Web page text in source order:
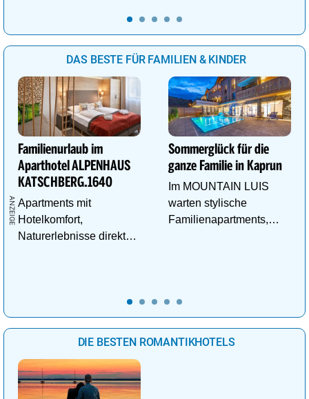
begegnen.
DAS BESTE FÜR FAMILIEN & KINDER
Familienurlaub im
Aparthotel ALPENHAUS
KATSCHBERG.1640
Apartments mit
Hotelkomfort,
Naturerlebnisse direkt
Sommerglück für die
ganze Familie in Kaprun
Im MOUNTAIN LUIS
warten stylische
Familienapartments,
DIE BESTEN ROMANTIKHOTELS